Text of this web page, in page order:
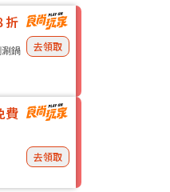
折
鍋
去領取
費
去領取